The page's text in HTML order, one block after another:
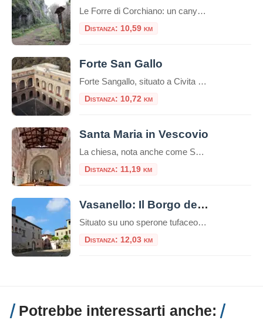
Le Forre di Corchiano: un canyon etrusco nel cuore della Tuscia Le Forre di Corchiano, situate nel territorio dell’omonimo borgo in provincia di Viterbo, rappresentano un paesaggio unico nel Lazio, dove natura, archeologia e storia si fondono in modo spettacolare. Si tratta di profonde gole di origine vulcanica, scavate nei millenni dai corsi d’acqua nel […]
Distanza: 10,59 km
Forte San Gallo
Forte Sangallo, situato a Civita Castellana nella provincia di Viterbo, è una delle più significative testimonianze dell’architettura militare rinascimentale in Italia. Commissionato da papa Alessandro VI Borgia nel 1495, il forte fu progettato da Antonio da Sangallo il Vecchio, esperto in fortificazioni “alla moderna” . Architettura e Funzione La fortezza presenta una pianta pentagonale irregolare, […]
Distanza: 10,72 km
Santa Maria in Vescovio
La chiesa, nota anche come Santa Maria della Lode, cattedrale di Sabina e Santa Maria in Vescovìo, è un edificio romanico che si trova nel comune di Torri in Sabina. E' l'antica cattedrale della diocesi Forum Novum, che ha inglobato nel IX secol
Distanza: 11,19 km
Vasanello: Il Borgo della Ceramica nel Cuore della Tuscia
Situato su uno sperone tufaceo nel Lazio settentrionale, Vasanello è un borgo che incanta per la sua autenticità. Conosciuto anticamente come Bassanello, questo comune della provincia di Viterbo è un intreccio di storia etrusca, architettura medievale e una tradizione artigianale che sopravvive da secoli. Se cerchi una meta lontana dal turismo di massa, dove il […]
Distanza: 12,03 km
Potrebbe interessarti anche: